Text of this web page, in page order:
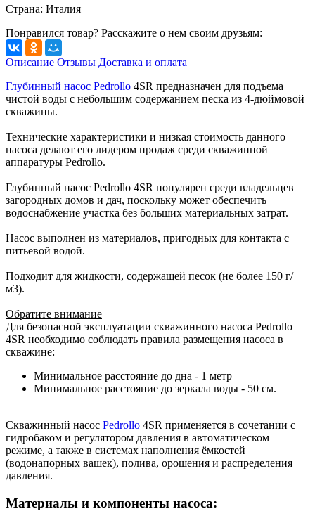
Страна: Италия
Понравился товар? Расскажите о нем своим друзьям:
Описание Отзывы Доставка и оплата
Глубинный насос Pedrollo 4SR предназначен для подъема
чистой воды с небольшим содержанием песка из 4-дюймовой
скважины.
Технические характеристики и низкая стоимость данного
насоса делают его лидером продаж среди скважинной
аппаратуры Pedrollo.
Глубинный насос Pedrollo 4SR популярен среди владельцев
загородных домов и дач, поскольку может обеспечить
водоснабжение участка без больших материальных затрат.
Насос выполнен из материалов, пригодных для контакта с
питьевой водой.
Подходит для жидкости, содержащей песок (не более 150 г/
м3).
Обратите внимание
Для безопасной эксплуатации cкважинного насоса Pedrollo
4SR необходимо соблюдать правила размещения насоса в
скважине:
Минимальное расстояние до дна - 1 метр
Минимальное расстояние до зеркала воды - 50 см.
Скважинный насос Pedrollo 4SR применяется в сочетании с
гидробаком и регулятором давления в автоматическом
режиме, а также в системах наполнения ёмкостей
(водонапорных вашек), полива, орошения и распределения
давления.
Материалы и компоненты насоса: